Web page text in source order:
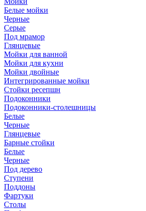
Белые мойки
Черные
Серые
Под мрамор
Глянцевые
Мойки для ванной
Мойки для кухни
Мойки двойные
Интегрированные мойки
Стойки ресепшн
Подоконники
Подоконники-столешницы
Белые
Черные
Глянцевые
Барные стойки
Белые
Черные
Под дерево
Ступени
Поддоны
Фартуки
Столы